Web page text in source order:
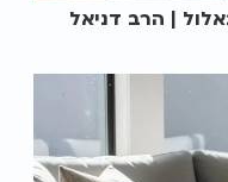
| הרב דניאל